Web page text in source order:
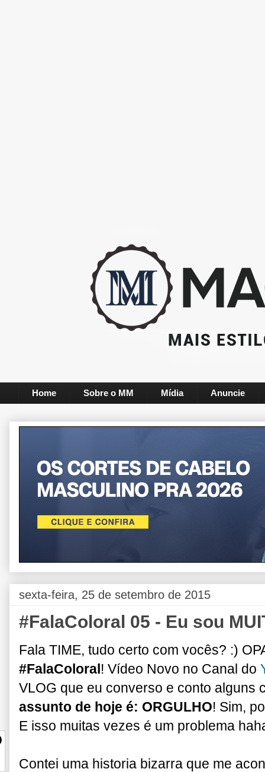
Home Sobre o MM Mídia Anuncie
sexta-feira, 25 de setembro de 2015
#FalaColoral 05 - Eu sou
Fala TIME, tudo certo com vocês? :)
#FalaColoral! Vídeo Novo no Canal do
VLOG que eu converso e conto alguns
assunto de hoje é: ORGULHO! Sim,
E isso muitas vezes é um problema
Contei uma historia bizarra que me